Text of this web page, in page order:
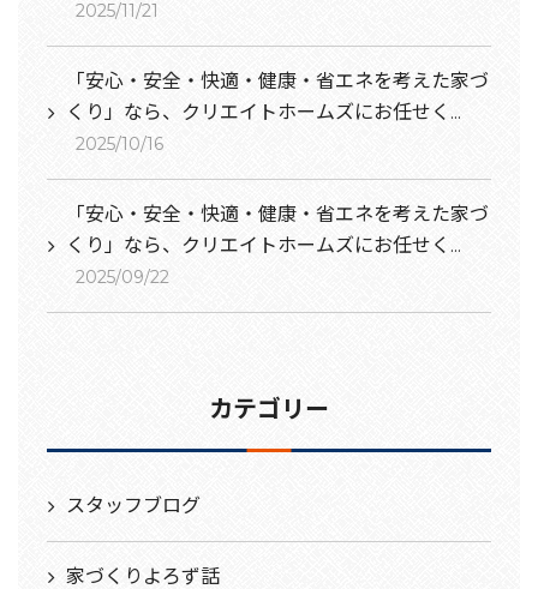
2025/11/21
「安心・安全・快適・健康・省エネを考えた家づ
くり」なら、クリエイトホームズにお任せく...
2025/10/16
「安心・安全・快適・健康・省エネを考えた家づ
くり」なら、クリエイトホームズにお任せく...
2025/09/22
カテゴリー
スタッフブログ
家づくりよろず話